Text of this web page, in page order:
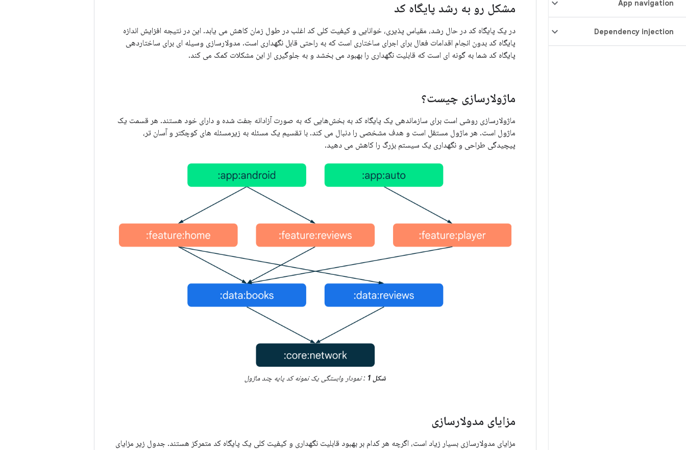
App navigation
Dependency injection
مشکل رو به رشد پایگاه کد
در یک پایگاه کد در حال رشد، مقیاس پذیری، خوانایی و کیفیت کلی کد اغلب در طول زمان کاهش می یابد. این در نتیجه افزایش اندازه
پایگاه کد بدون انجام اقدامات فعال برای اجرای ساختاری است که به راحتی قابل نگهداری است. مدولارسازی وسیله ای برای ساختاردهی
پایگاه کد شما به گونه ای است که قابلیت نگهداری را بهبود می بخشد و به جلوگیری از این مشکلات کمک می کند.
ماژولارسازی چیست؟
ماژولارسازی روشی است برای سازماندهی یک پایگاه کد به بخش‌هایی که به صورت آزادانه جفت شده و دارای خود هستند. هر قسمت یک
ماژول است. هر ماژول مستقل است و هدف مشخصی را دنبال می کند. با تقسیم یک مسئله به زیرمسئله های کوچکتر و آسان تر،
پیچیدگی طراحی و نگهداری یک سیستم بزرگ را کاهش می دهید.
شکل 1 : نمودار وابستگی یک نمونه کد پایه چند ماژول
مزایای مدولارسازی
مزایای مدولارسازی بسیار زیاد است، اگرچه هر کدام بر بهبود قابلیت نگهداری و کیفیت کلی یک پایگاه کد متمرکز هستند. جدول زیر مزایای